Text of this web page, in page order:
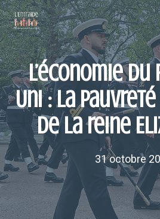
Aller
au
contenu
L’économie du
Uni : la
de la reine
31 octobre